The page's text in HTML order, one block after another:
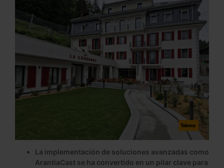
La implementación de soluciones avanzadas como
ArantiaCast se ha convertido en un pilar clave para